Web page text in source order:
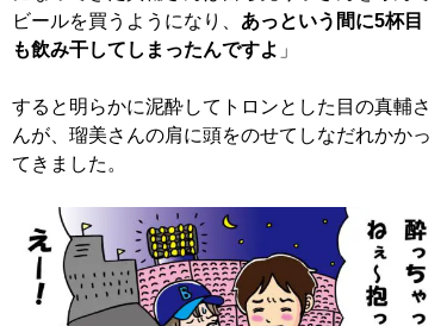
ビールを買うようになり、 あっという間に5杯目
も飲み干してしまったんですよ 」
すると明らかに泥酔してトロンとした目の真輔さ
んが、瑠美さんの肩に頭をのせてしなだれかかっ
てきました。